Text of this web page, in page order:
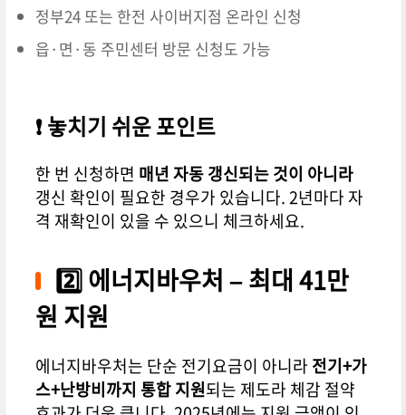
정부24 또는 한전 사이버지점 온라인 신청
읍·면·동 주민센터 방문 신청도 가능
❗ 놓치기 쉬운 포인트
한 번 신청하면 매년 자동 갱신되는 것이 아니라
갱신 확인이 필요한 경우가 있습니다. 2년마다 자
격 재확인이 있을 수 있으니 체크하세요.
2️⃣ 에너지바우처 – 최대 41만
원 지원
에너지바우처는 단순 전기요금이 아니라 전기+가
스+난방비까지 통합 지원되는 제도라 체감 절약